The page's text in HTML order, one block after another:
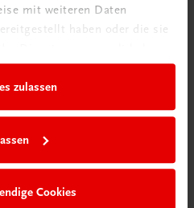
mit weiteren Daten
haben oder die sie
zulassen
Cookies